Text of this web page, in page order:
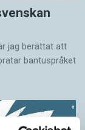
jag berättat att
bantuspråket